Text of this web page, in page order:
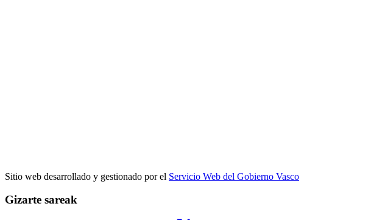
Sitio web desarrollado y gestionado por el Servicio Web del Gobierno Vasco
Gizarte sareak